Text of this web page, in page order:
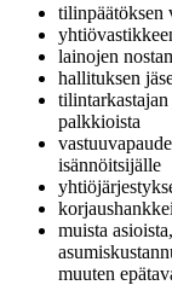
tilinpäätöksen
lainojen
hallituksen
palkkioista
isännöitsijälle
muista
muuten